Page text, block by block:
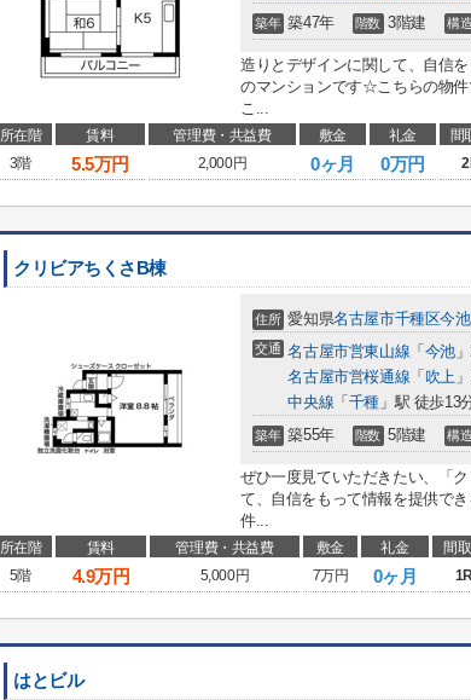
築年 築47年 階数 3階建 構造
造りとデザインに関して、自信
のマンションです☆こちらの物
こ...
所在階 賃料 管理費・共益費 敷金 礼金 間
3階
5.5万円 2,000円 0ヶ月 0万円
クリビアちくさB棟
住所 愛知県名古屋市千種区今池
交通 名古屋市営東山線 「 今池
名古屋市営桜通線 「 吹上
中央線 「 千種 」駅 徒歩13
築年 築55年 階数 5階建 構造
ぜひ一度見ていただきたい、「
て、自信をもって情報を提供で
件...
所在階 賃料 管理費・共益費 敷金 礼金 間
5階
4.9万円 5,000円 7万円 0ヶ月
はとビル